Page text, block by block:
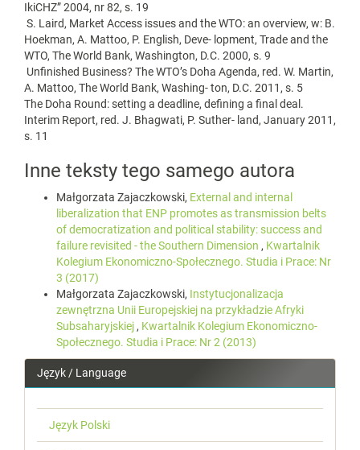
IkiCHZ” 2004, nr 82, s. 19
S. Laird, Market Access issues and the WTO: an overview, w: B.
Hoekman, A. Mattoo, P. English, Deve‑ lopment, Trade and the
WTO, The World Bank, Washington, D.C. 2000, s. 9
Unfinished Business? The WTO’s Doha Agenda, red. W. Martin,
A. Mattoo, The World Bank, Washing‑ ton, D.C. 2011, s. 5
The Doha Round: setting a deadline, defining a final deal.
Interim Report, red. J. Bhagwati, P. Suther‑ land, January 2011,
s. 11
Inne teksty tego samego autora
Małgorzata Zajaczkowski, External and internal
liberalization that ENP promotes as transmission belts
of democratization and political stability: success and
failure revisited - the Southern Dimension , Kwartalnik
Kolegium Ekonomiczno-Społecznego. Studia i Prace: Nr
3 (2017)
Małgorzata Zajaczkowski, Instytucjonalizacja
zewnętrzna Unii Europejskiej na przykładzie Afryki
Subsaharyjskiej , Kwartalnik Kolegium Ekonomiczno-
Społecznego. Studia i Prace: Nr 2 (2013)
Język / Language
Język Polski